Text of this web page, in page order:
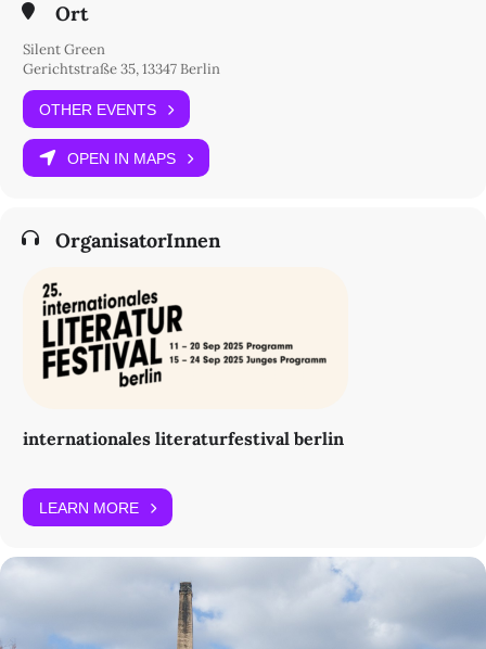
Ort
Silent Green
Gerichtstraße 35, 13347 Berlin
OTHER EVENTS
OPEN IN MAPS
OrganisatorInnen
internationales literaturfestival berlin
LEARN MORE